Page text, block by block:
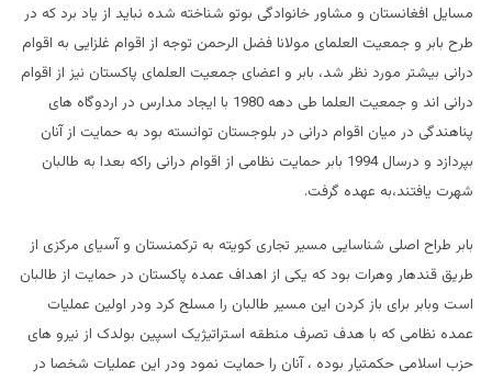
مسایل افغانستان و مشاور خانوادگی بوتو شناخته شده نباید از یاد برد که در
طرح بابر و جمعیت العلمای مولانا فضل الرحمن توجه از اقوام غلزایی به اقوام
درانی بیشتر مورد نظر شد، بابر و اعضای جمعیت العلمای پاکستان نیز از اقوام
درانی اند و جمعیت العلما طی دهه 1980 با ایجاد مدارس در اردوگاه های
پناهندگی در میان اقوام درانی در بلوجستان توانسته بود به حمایت از آنان
بپردازد و درسال 1994 بابر حمایت نظامی از اقوام درانی راکه بعدا به طالبان
شهرت یافتند،به عهده گرفت.
بابر طراح اصلی شناسایی مسیر تجاری کویته به ترکمنستان و آسیای مرکزی از
طریق قندهار وهرات بود که یکی از اهداف عمده پاکستان در حمایت از طالبان
است وبابر برای باز کردن این مسیر طالبان را مسلح کرد ودر اولین عملیات
عمده نظامی که با هدف تصرف منطقه استراتیژیک اسپین بولدک از نیرو های
حزب اسلامی حکمتیار بوده ، آنان را حمایت نمود ودر این عملیات شخصا در